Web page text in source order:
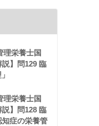
理栄養士国
】問129 臨
理栄養士国
】問128 臨
知症の栄養管